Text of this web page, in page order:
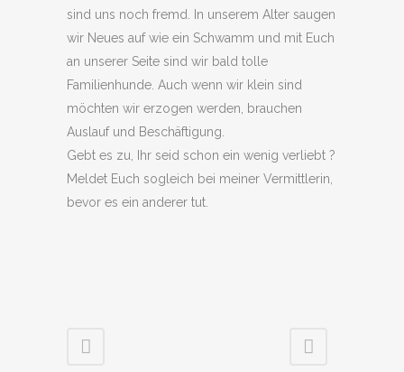
sind uns noch fremd. In unserem Alter saugen
wir Neues auf wie ein Schwamm und mit Euch
an unserer Seite sind wir bald tolle
Familienhunde. Auch wenn wir klein sind
möchten wir erzogen werden, brauchen
Auslauf und Beschäftigung.
Gebt es zu, Ihr seid schon ein wenig verliebt ?
Meldet Euch sogleich bei meiner Vermittlerin,
bevor es ein anderer tut.